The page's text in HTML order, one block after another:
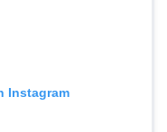
Instagram